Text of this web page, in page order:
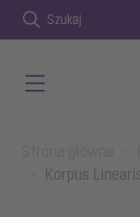
Szukaj
Korpus